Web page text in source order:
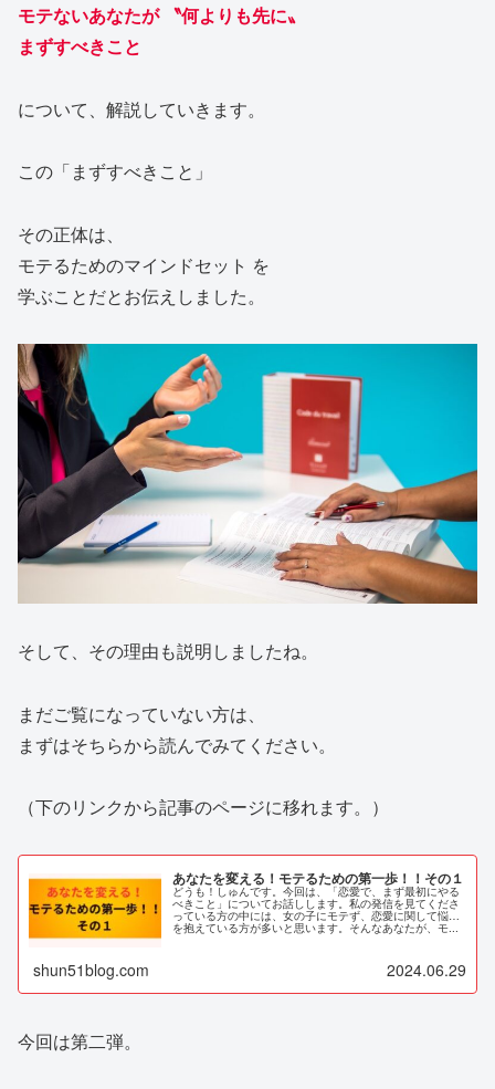
モテないあなたが 〝何よりも先に〟
まずすべきこと
について、解説していきます。
この「まずすべきこと」
その正体は、
モテるためのマインドセット を
学ぶことだとお伝えしました。
そして、その理由も説明しましたね。
まだご覧になっていない方は、
まずはそちらから読んでみてください。
（下のリンクから記事のページに移れます。）
あなたを変える！モテるための第一歩！！その１
どうも！しゅんです。今回は、「恋愛で、まず最初にやる
べきこと」についてお話しします。私の発信を見てくださ
っている方の中には、女の子にモテず、恋愛に関して悩み
を抱えている方が多いと思います。そんなあなたが、モ...
shun51blog.com 2024.06.29
今回は第二弾。